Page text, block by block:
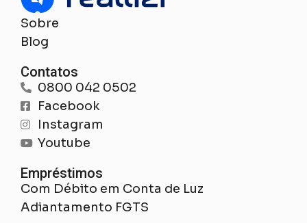
Sobre
Blog
Contatos
0800 042 0502
Facebook
Instagram
Youtube
Empréstimos
Com Débito em Conta de Luz
Adiantamento FGTS